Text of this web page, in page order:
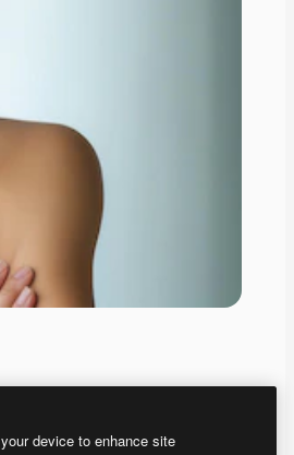
。
device to enhance site